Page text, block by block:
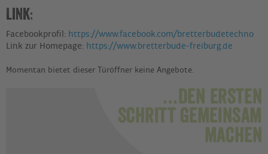
Link:
Facebookprofil: https://www.facebook.com/bretterbudetechno
Link zur Homepage: https://www.bretterbude-freiburg.de
Momentan bietet dieser Türöffner keine Angebote.